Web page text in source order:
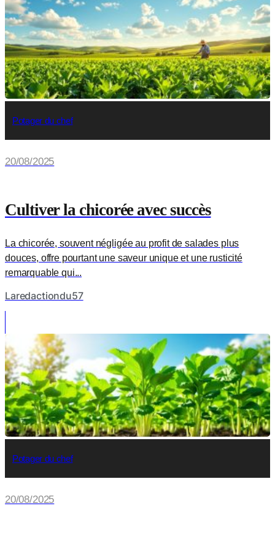
Potager du chef
20/08/2025
Cultiver la chicorée avec succès
La chicorée, souvent négligée au profit de salades plus
douces, offre pourtant une saveur unique et une rusticité
remarquable qui...
Laredactiondu57
Potager du chef
20/08/2025